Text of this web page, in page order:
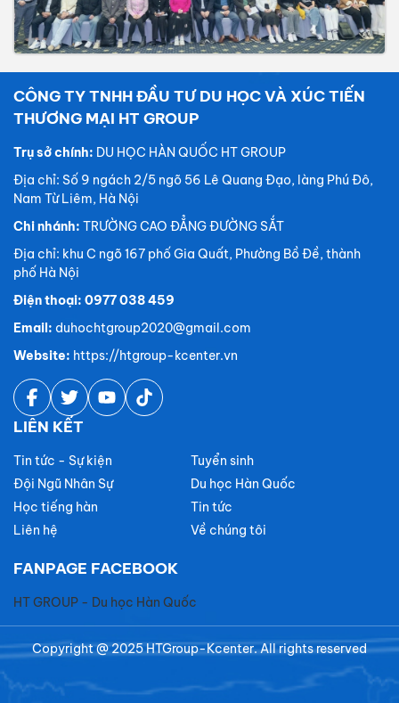
CÔNG TY TNHH ĐẦU TƯ DU HỌC VÀ XÚC TIẾN
THƯƠNG MẠI HT GROUP
Trụ sở chính: DU HỌC HÀN QUỐC HT GROUP
Địa chỉ: Số 9 ngách 2/5 ngõ 56 Lê Quang Đạo, làng Phú Đô,
Nam Từ Liêm, Hà Nội
Chi nhánh: TRƯỜNG CAO ĐẲNG ĐƯỜNG SẮT
Địa chỉ: khu C ngõ 167 phố Gia Quất, Phường Bồ Đề, thành
phố Hà Nội
Điện thoại: 0977 038 459
Email: duhochtgroup2020@gmail.com
Website: https://htgroup-kcenter.vn
LIÊN KẾT
Tin tức - Sự kiện
Tuyển sinh
Đội Ngũ Nhân Sự
Du học Hàn Quốc
Học tiếng hàn
Tin tức
Liên hệ
Về chúng tôi
FANPAGE FACEBOOK
HT GROUP - Du học Hàn Quốc
Copyright @ 2025 HTGroup-Kcenter. All rights reserved